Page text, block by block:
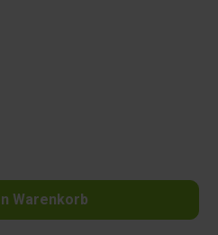
die Schaltflächen um die Anzahl
Warenkorb